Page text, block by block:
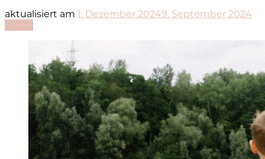
aktualisiert am 1. Dezember 20249. September 2024